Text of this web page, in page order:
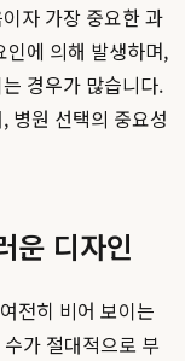
자 가장 중요한 과
인에 의해 발생하며,
경우가 많습니다.
병원 선택의 중요성
운 디자인
전히 비어 보이는
가 절대적으로 부